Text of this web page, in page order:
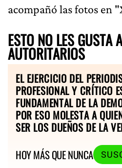
acompañó las fotos en
ESTO NO LES GUSTA
AUTORITARIOS
EL EJERCICIO DEL
PROFESIONAL Y CRÍTICO
FUNDAMENTAL DE LA
POR ESO MOLESTA A
SER LOS DUEÑOS DE LA
HOY MÁS QUE NUNCA